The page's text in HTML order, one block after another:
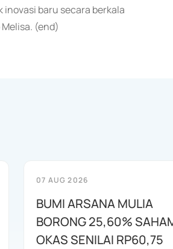
baru secara berkala
(end)
07 AUG 2026
BUMI ARSANA MULIA
BORONG 25,60%
OKAS SENILAI RP60,75